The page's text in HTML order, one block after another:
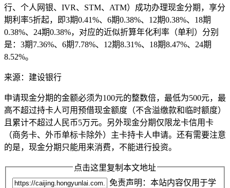
行、个人网银、IVR、STM、ATM）成功办理现金分期，享分
期利率5折起，即3期0.41%、6期0.38%、12期0.38%、18期
0.38%、24期0.38%，对应的近似折算年化利率（单利）分别
是：3期7.36%、6期7.78%、12期8.31%、18期8.47%、24期
8.52%。
来源：建设银行
申请现金分期的金额必须为100元的整数倍，最低为500元，最
高不超过持卡人可用预借现金额度（不含溢缴款和临时额度）
且累计不超过人民币5万元。另外现金分期仅限龙卡信用卡
（商务卡、外币单标卡除外）主卡持卡人申请。还有需要注意
的是，现金分期只能用来消费，不能进行投资。
点击这里复制本文地址
免责声明：本站内容仅用于学